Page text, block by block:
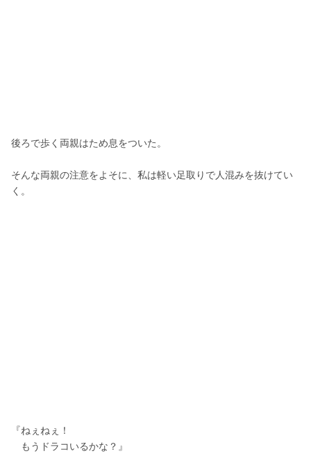
後ろで歩く両親はため息をついた。
そんな両親の注意をよそに、私は軽い足取りで人混みを抜けてい
く。
『ねぇねぇ！
もうドラコいるかな？』